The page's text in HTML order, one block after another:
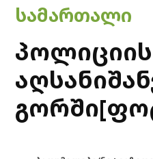
POSTED
IN
ᲡᲐᲛᲐᲠᲗᲐᲚᲘ